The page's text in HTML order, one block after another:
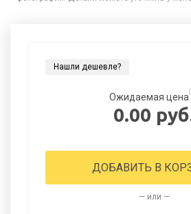
Нашли дешевле?
Ожидаемая цена
0.00
ДОБАВИТЬ В
— или —